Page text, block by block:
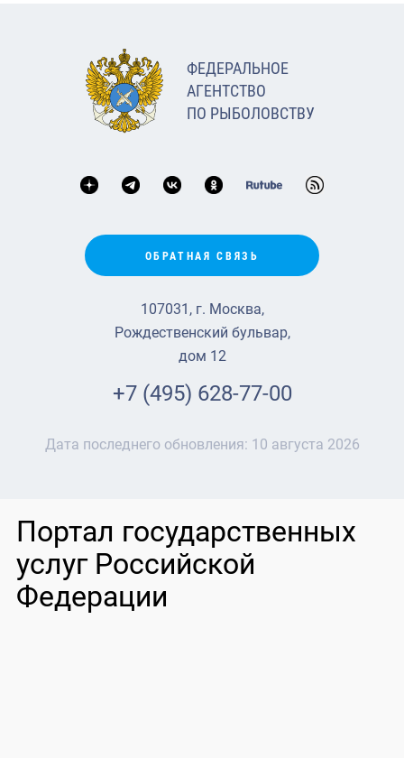
ФЕДЕРАЛЬНОЕ
АГЕНТСТВО
ПО РЫБОЛОВСТВУ
ОБРАТНАЯ СВЯЗЬ
107031, г. Москва,
Рождественский бульвар,
дом 12
+7 (495) 628-77-00
Дата последнего обновления: 10 августа 2026
Портал государственных
услуг Российской
Федерации